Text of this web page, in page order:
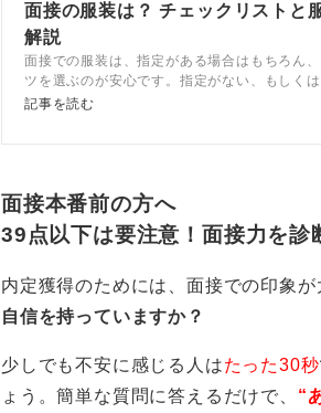
ただし私服とはいえ面接はジャ
るようなもの）は避けていただき
面接の服装は？ チェックリストと
解説
面接での服装は、指定がある場合はもちろん
ツを選ぶのが安心です。指定がない、もしく
ときはオフィスカジュアルを着用しましょう。
記事を読む
面接本番前の方へ
39点以下は要注意！面接力を診
内定獲得のためには、面接での印象が
自信を持っていますか？
少しでも不安に感じる人はたった30秒
ょう。簡単な質問に答えるだけで、 “